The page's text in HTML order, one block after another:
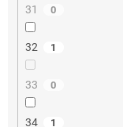
31 0
32 1
33 0
34 1